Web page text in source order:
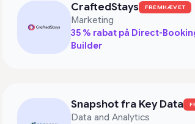
CraftedStays FREMHÆVET
Marketing
35 % rabat på Direct-
Builder
Snapshot fra Key Data
Data and Analytics